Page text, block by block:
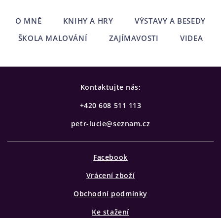
O MNĚ KNIHY A HRY
VÝSTAVY A BESEDY
ŠKOLA MALOVÁNÍ
ZAJÍMAVOSTI VIDEA
Kontaktujte nás:
+420 608 511 113
petr-lucie@seznam.cz
Facebook
Vrácení zboží
Obchodní podmínky
Ke stažení